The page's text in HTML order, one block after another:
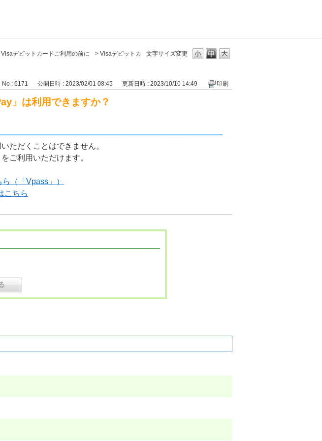
文字サイズ変更
Visaデビットカードご利用の前に > Visaデビットカ
No : 6171 公開日時 : 2023/02/01 08:45 更新日時 : 2023/10/10 14:49 印刷
」は利用できますか？
ただくことはできません。
ご利用いただけます。
（「Vpass」）
こちら